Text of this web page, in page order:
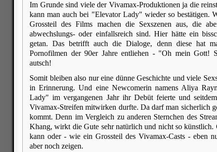
Im Grunde sind viele der Vivamax-Produktionen ja die
kann man auch bei "Elevator Lady" wieder so bestätigen.
Grossteil des Films machen die Sexszenen aus, die
abwechslungs- oder einfallsreich sind. Hier hätte ein
getan. Das betrifft auch die Dialoge, denn diese hat
Pornofilmen der 90er Jahre entliehen - "Oh mein Gott!
autsch!
Somit bleiben also nur eine dünne Geschichte und viele
in Erinnerung. Und eine Newcomerin namens Aliya
Lady" im vergangenen Jahr ihr Debüt feierte und
Vivamax-Streifen mitwirken durfte. Da darf man sicherlich
kommt. Denn im Vergleich zu anderen Sternchen des
Khang, wirkt die Gute sehr natürlich und nicht so künstlich.
kann oder - wie ein Grossteil des Vivamax-Casts - eben
aber noch zeigen.